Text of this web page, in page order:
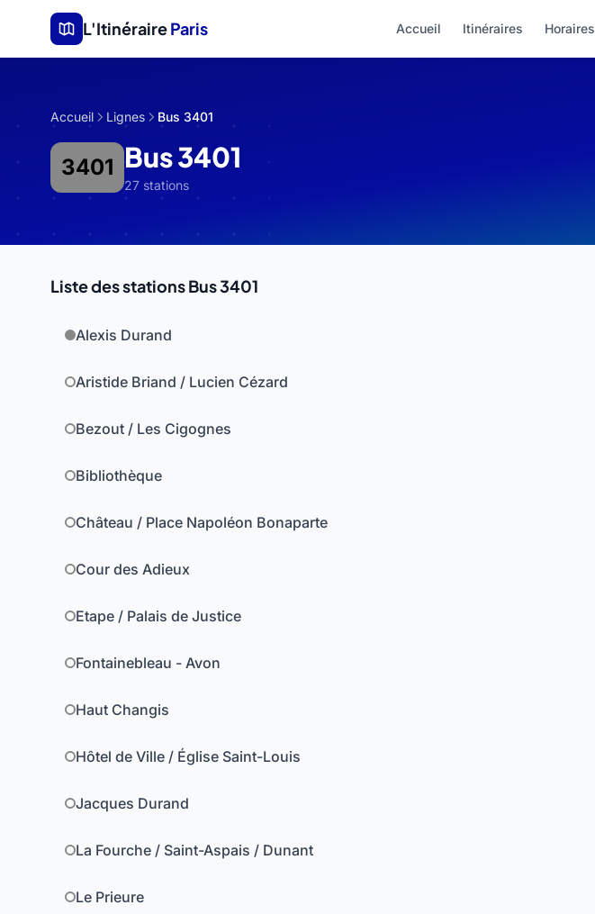
Aller au contenu principal
L'ItinéraireParis Accueil Itinéraires Horaires
Accueil Lignes Bus 3401
3401 Bus 3401
27 stations
Liste des stations Bus 3401
Alexis Durand
Aristide Briand / Lucien Cézard
Bezout / Les Cigognes
Bibliothèque
Château / Place Napoléon Bonaparte
Cour des Adieux
Etape / Palais de Justice
Fontainebleau - Avon
Haut Changis
Hôtel de Ville / Église Saint-Louis
Jacques Durand
La Fourche / Saint-Aspais / Dunant
Le Prieure